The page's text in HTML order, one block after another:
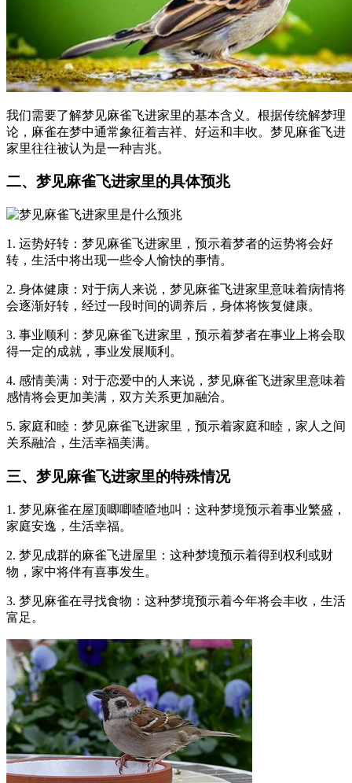
我们需要了解梦见麻雀飞进家里的基本含义。根据传统解梦理
论，麻雀在梦中通常象征着吉祥、好运和丰收。梦见麻雀飞进
家里往往被认为是一种吉兆。
二、梦见麻雀飞进家里的具体预兆
1. 运势好转：梦见麻雀飞进家里，预示着梦者的运势将会好
转，生活中将出现一些令人愉快的事情。
2. 身体健康：对于病人来说，梦见麻雀飞进家里意味着病情将
会逐渐好转，经过一段时间的调养后，身体将恢复健康。
3. 事业顺利：梦见麻雀飞进家里，预示着梦者在事业上将会取
得一定的成就，事业发展顺利。
4. 感情美满：对于恋爱中的人来说，梦见麻雀飞进家里意味着
感情将会更加美满，双方关系更加融洽。
5. 家庭和睦：梦见麻雀飞进家里，预示着家庭和睦，家人之间
关系融洽，生活幸福美满。
三、梦见麻雀飞进家里的特殊情况
1. 梦见麻雀在屋顶唧唧喳喳地叫：这种梦境预示着事业繁盛，
家庭安逸，生活幸福。
2. 梦见成群的麻雀飞进屋里：这种梦境预示着得到权利或财
物，家中将伴有喜事发生。
3. 梦见麻雀在寻找食物：这种梦境预示着今年将会丰收，生活
富足。